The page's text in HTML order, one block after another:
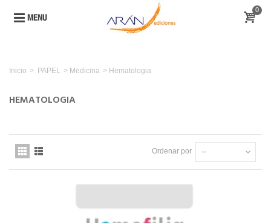
MENU
0
Inicio > PAPEL > Medicina > Hematologia
HEMATOLOGIA
Ordenar por --